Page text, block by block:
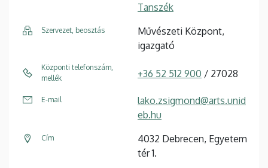
Tanszék
Szervezet, beosztás
Művészeti Központ,
igazgató
Központi telefonszám,
mellék
+36 52 512 900 / 27028
E-mail
lako.zsigmond@arts.unid
eb.hu
Cím
4032 Debrecen, Egyetem
tér 1.